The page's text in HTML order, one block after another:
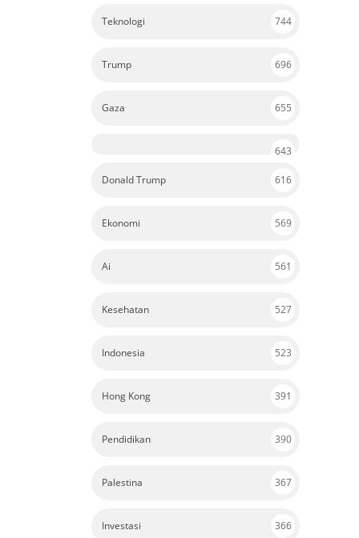
Teknologi 744
Trump 696
Gaza 655
643
Donald Trump 616
Ekonomi 569
Ai 561
Kesehatan 527
Indonesia 523
Hong Kong 391
Pendidikan 390
Palestina 367
Investasi 366